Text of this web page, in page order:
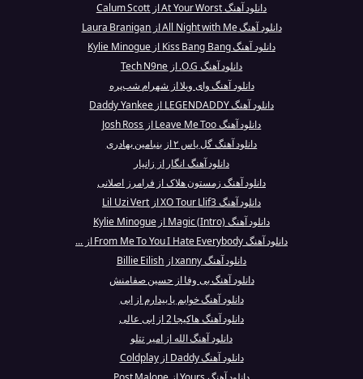
دانلود آهنگ At Your Worst از Calum Scott
دانلود آهنگ All Night with Me از Laura Branigan
دانلود آهنگ Kiss Bang Bang از Kylie Minogue
دانلود آهنگ O.G. از Tech N9ne
دانلود آهنگ وای ویلا از شهرام شب‌پره
دانلود آهنگ LEGENDADDY از Daddy Yankee
دانلود آهنگ Leave Me Too از Josh Ross
دانلود آهنگ گل یاس ۲ از بنیامین بهادری
دانلود آهنگ انگار از زانیار
دانلود آهنگ زمستون هلاک از فرامرز اصلانی
دانلود آهنگ XO Tour Llif3 از Lil Uzi Vert
دانلود آهنگ Magic (Intro) از Kylie Minogue
دانلود آهنگ From Me To You I Hate Everybody از ...
دانلود آهنگ xanny از Billie Eilish
دانلود آهنگ بی وفا از حسین صفامنش
دانلود آهنگ خوابم یا بیدارم از ابی
دانلود آهنگ هاکیجا 2 از ابی عالی
دانلود آهنگ الله از امیر تتلو
دانلود آهنگ Daddy از Coldplay